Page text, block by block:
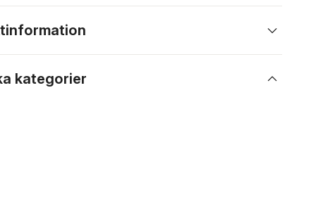
kategorier